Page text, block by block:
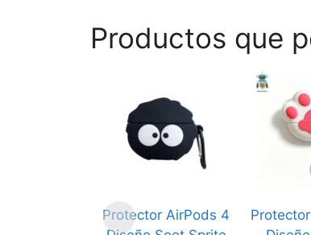
Productos que
Protector AirPods 4